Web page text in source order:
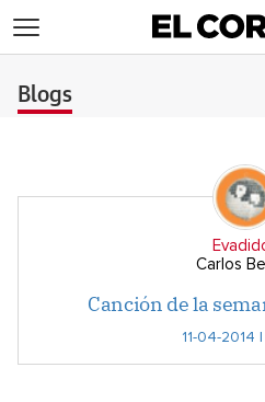
Blogs
Carlos
Canción de la
11-04-2014